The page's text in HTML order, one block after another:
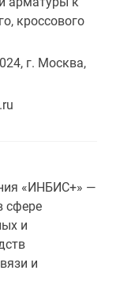
кроссового
г. Москва,
«ИНБИС+» —
сфере
и
и